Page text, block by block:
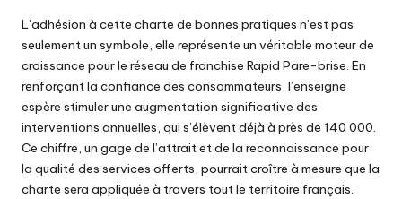
L’adhésion à cette charte de bonnes pratiques n’est pas
seulement un symbole, elle représente un véritable moteur de
croissance pour le réseau de franchise Rapid Pare-brise. En
renforçant la confiance des consommateurs, l’enseigne
espère stimuler une augmentation significative des
interventions annuelles, qui s’élèvent déjà à près de 140 000.
Ce chiffre, un gage de l’attrait et de la reconnaissance pour
la qualité des services offerts, pourrait croître à mesure que la
charte sera appliquée à travers tout le territoire français.